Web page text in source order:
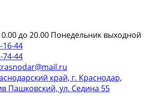
до 20.00 Понедельник выходной
16-44
74-44
край, г. Краснодар,
Пашковский, ул. Седина 55